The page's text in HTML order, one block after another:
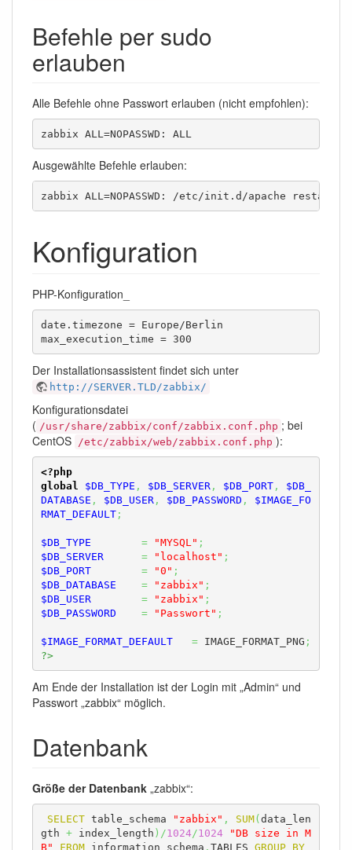
Befehle per sudo
erlauben
Alle Befehle ohne Passwort erlauben (nicht empfohlen):
zabbix ALL=NOPASSWD: ALL
Ausgewählte Befehle erlauben:
zabbix ALL=NOPASSWD: /etc/init.d/apache restart
Konfiguration
PHP-Konfiguration_
date.timezone = Europe/Berlin
max_execution_time = 300
Der Installationsassistent findet sich unter
http://SERVER.TLD/zabbix/
Konfigurationsdatei
( /usr/share/zabbix/conf/zabbix.conf.php ; bei
CentOS /etc/zabbix/web/zabbix.conf.php ):
<?php
global
$DB_TYPE , $DB_SERVER, $DB_PORT,
$DB_
DATABASE , $DB_USER, $DB_PASSWORD ,
$IMAGE_FO
RMAT_DEFAULT;
$DB_TYPE = "MYSQL" ;
$DB_SERVER
= "localhost" ;
$DB_PORT
= "0" ;
$DB_DATABASE
= "zabbix" ;
$DB_USER
= "zabbix" ;
$DB_PASSWORD
= "Passwort" ;
$IMAGE_FORMAT_DEFAULT = IMAGE_FORMAT_PNG ;
?>
Am Ende der Installation ist der Login mit „Admin“ und
Passwort „zabbix“ möglich.
Datenbank
Größe der Datenbank „zabbix“:
SELECT table_schema "zabbix" , SUM(data_len
gth + index_length ) /1024/1024
"DВ size in M
B"
FROM information_schema . TABLES GROUP BY